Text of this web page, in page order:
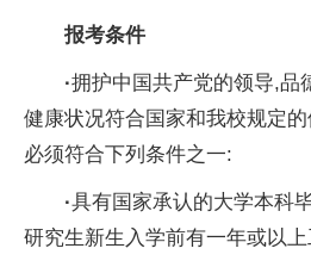
报考条件
·拥护中国共产党的领导,品
健康状况符合国家和我校规定
必须符合下列条件之一:
·具有国家承认的大学本科
研究生新生入学前有一年或以